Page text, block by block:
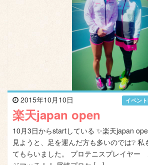
2015年10月10日 イベン
楽天japan open
10月3日からstartしている ✨楽天japan
見ようと、足を運んだ方も多いのでは❔
てもらいました。 プロテニスプレイヤ